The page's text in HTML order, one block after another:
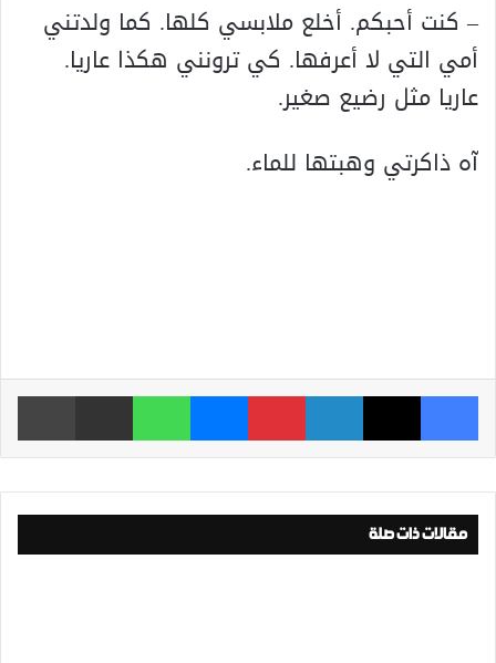
– كنت أحبكم. أخلع ملابسي كلها. كما ولدتني
أمي التي لا أعرفها. كي ترونني هكذا عاريا.
عاريا مثل رضيع صغير.
آه ذاكرتي وهبتها للماء.
فيسبوك ‫X لينكدإن بينتيريست ماسنجر واتساب مشاركة عبر البريد
مقالات ذات صلة